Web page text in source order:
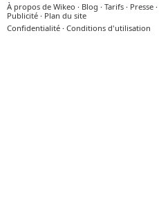
À propos de Wikeo · Blog · Tarifs · Presse ·
Publicité · Plan du site
Confidentialité · Conditions d'utilisation